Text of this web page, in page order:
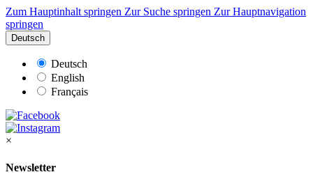
Zum Hauptinhalt springen Zur Suche springen Zur Hauptnavigation
springen
Deutsch
Deutsch
English
Français
×
Newsletter